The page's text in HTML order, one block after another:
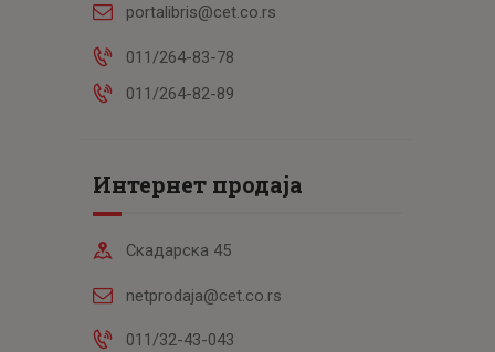
portalibris@cet.co.rs
011/264-83-78
011/264-82-89
Интернет продаја
Скадарска 45
netprodaja@cet.co.rs
011/32-43-043